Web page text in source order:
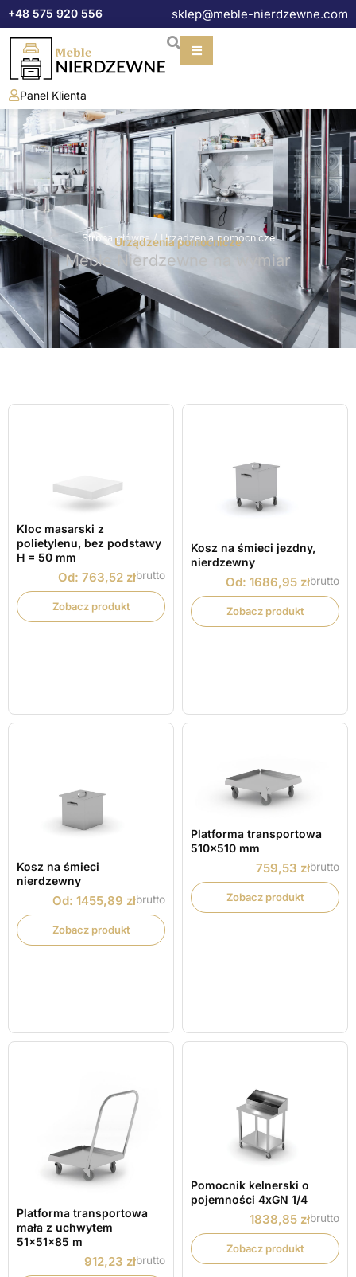
do+48 575 920 556 sklep@meble-nierdzewne.com
Panel Klienta
Strona główna/ Urządzenia pomocnicze
Urządzenia pomocnicze
Meble Nierdzewne na wymiar
Kloc masarski z
polietylenu, bez podstawy
H = 50 mm
Od: 763,52 złbrutto
Zobacz produkt
Kosz na śmieci jezdny,
nierdzewny
Od: 1686,95 złbrutto
Zobacz produkt
Kosz na śmieci
nierdzewny
Od: 1455,89 złbrutto
Zobacz produkt
Platforma transportowa
510×510 mm
759,53 złbrutto
Zobacz produkt
Platforma transportowa
mała z uchwytem
51x51x85 m
912,23 złbrutto
Pomocnik kelnerski o
pojemności 4xGN 1/4
1838,85 złbrutto
Zobacz produkt